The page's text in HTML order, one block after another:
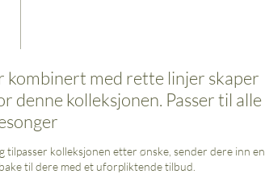
kombinert med rette linjer skaper
denne kolleksjonen. Passer til alle
tilpasser kolleksjonen etter ønske, sender dere inn en
til dere med et uforpliktende tilbud.